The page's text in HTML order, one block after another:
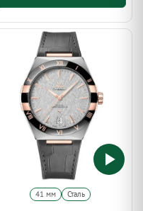
41 мм Сталь